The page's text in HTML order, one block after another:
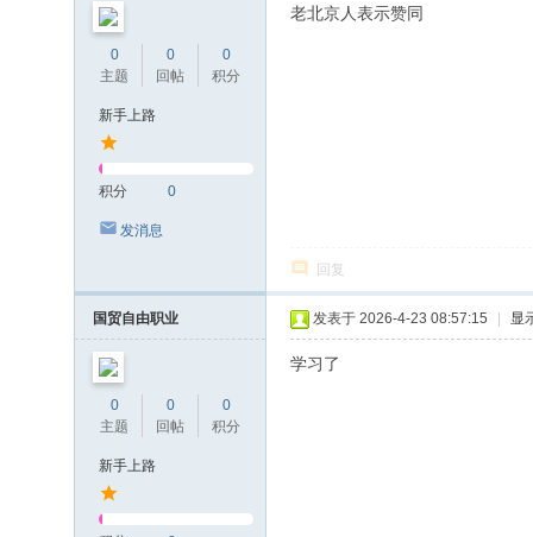
0
主题
0
回帖
0
积分
新手上路
积分 0
发消息
老北京人表示赞同
回复
国贸自由职业
0
主题
0
回帖
0
积分
新手上路
发表于 2026-4-23 08:57:15 显
学习了